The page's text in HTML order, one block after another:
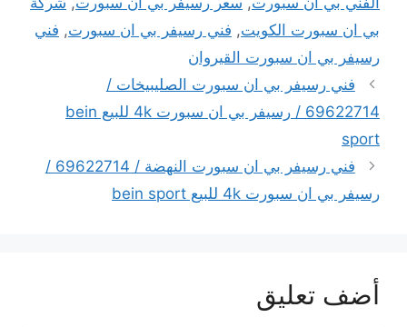
بي ان سبورت الكويت, فني رسيفر بي ان سبورت, فني
رسيفر بي ان سبورت القيروان
فني رسيفر بي ان سبورت الصليبيخات /
69622714 / رسيفر بي ان سبورت 4k للبيع bein
sport
فني رسيفر بي ان سبورت النهضة / 69622714 /
رسيفر بي ان سبورت 4k للبيع bein sport
أضف تعليق